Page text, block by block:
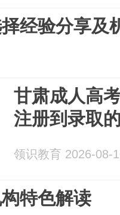
经验分享及
甘肃成人高
注册到录取
领识教育 2026-08-
特色解读